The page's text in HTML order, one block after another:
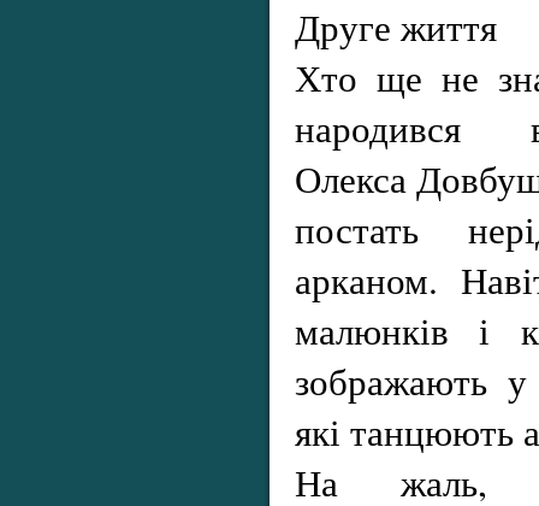
Друге життя
Хто ще не
народився
Олекса
постать
арканом.
малюнків і
зображають у
які танцюють
На жаль,